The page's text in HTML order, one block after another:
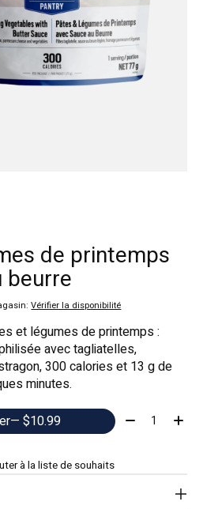
de printemps
beurre
:Vérifier la disponibilité
et légumes de printemps :
avec tagliatelles,
300 calories et 13 g de
minutes.
— $10.99 Quantité:
à la liste de souhaits